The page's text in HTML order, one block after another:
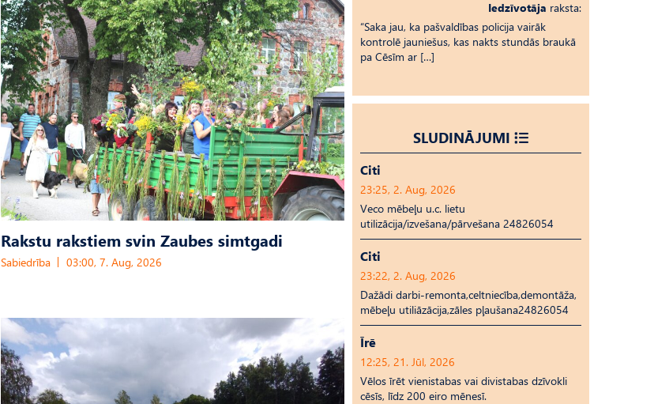
Rakstu rakstiem svin Zaubes simtgadi
Sabiedrība 03:00, 7. Aug, 2026
Iedzīvotāja raksta:
“Saka jau, ka pašvaldības policija vairāk
kontrolē jauniešus, kas nakts stundās braukā
pa Cēsīm ar […]
SLUDINĀJUMI
Citi
23:25, 2. Aug, 2026
Veco mēbeļu u.c. lietu
utilizācija/izvešana/pārvešana 24826054
Citi
23:22, 2. Aug, 2026
Dažādi darbi-remonta,celtniecība,demontāža,
mēbeļu utiliāzācija,zāles pļaušana24826054
Īrē
12:25, 21. Jūl, 2026
Vēlos īrēt vienistabas vai divistabas dzīvokli
cēsīs, līdz 200 eiro mēnesī.